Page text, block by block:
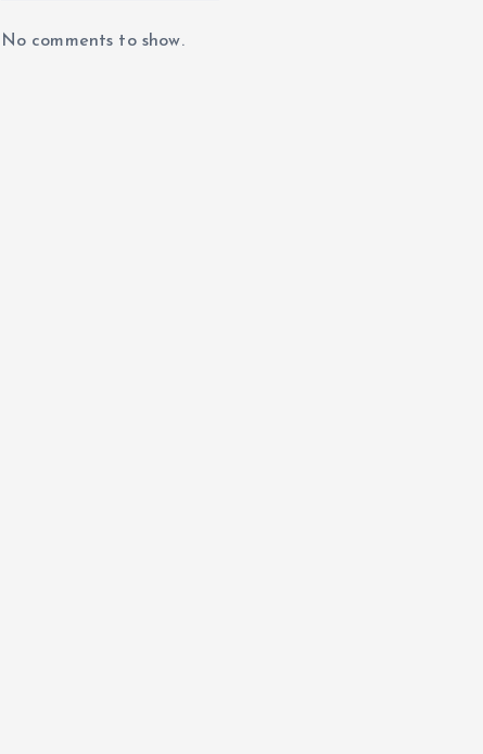
No comments to show.